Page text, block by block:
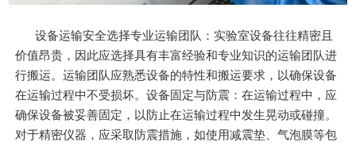
设备运输安全选择专业运输团队：实验室设备往往精密且
价值昂贵，因此应选择具有丰富经验和专业知识的运输团队进
行搬运。运输团队应熟悉设备的特性和搬运要求，以确保设备
在运输过程中不受损坏。设备固定与防震：在运输过程中，应
确保设备被妥善固定，以防止在运输过程中发生晃动或碰撞。
对于精密仪器，应采取防震措施，如使用减震垫、气泡膜等包